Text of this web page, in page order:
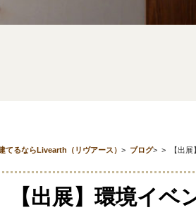
てるならLivearth（リヴアース） > ブログ> > 【出
【出展】環境イベ